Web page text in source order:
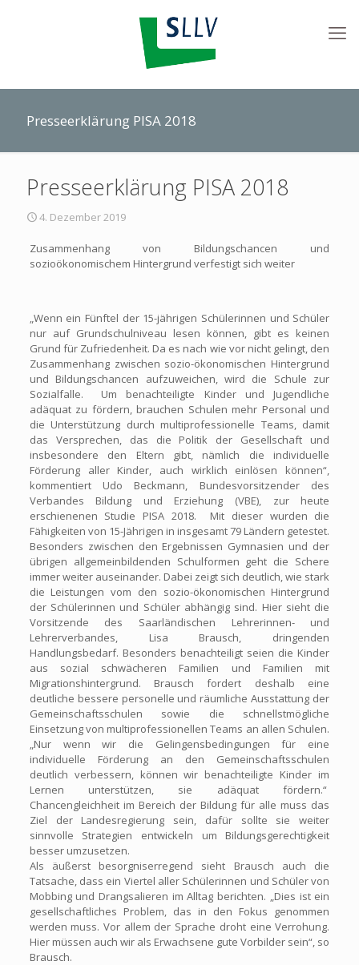
Presseerklärung PISA 2018
Presseerklärung PISA 2018
4. Dezember 2019
Zusammenhang von Bildungschancen und
sozioökonomischem Hintergrund verfestigt sich weiter
„Wenn ein Fünftel der 15-jährigen Schülerinnen und Schüler
nur auf Grundschulniveau lesen können, gibt es keinen
Grund für Zufriedenheit. Da es nach wie vor nicht gelingt, den
Zusammenhang zwischen sozio-ökonomischen Hintergrund
und Bildungschancen aufzuweichen, wird die Schule zur
Sozialfalle. Um benachteiligte Kinder und Jugendliche
adäquat zu fördern, brauchen Schulen mehr Personal und
die Unterstützung durch multiprofessionelle Teams, damit
das Versprechen, das die Politik der Gesellschaft und
insbesondere den Eltern gibt, nämlich die individuelle
Förderung aller Kinder, auch wirklich einlösen können“,
kommentiert Udo Beckmann, Bundesvorsitzender des
Verbandes Bildung und Erziehung (VBE), zur heute
erschienenen Studie PISA 2018. Mit dieser wurden die
Fähigkeiten von 15-Jährigen in insgesamt 79 Ländern getestet.
Besonders zwischen den Ergebnissen Gymnasien und der
übrigen allgemeinbildenden Schulformen geht die Schere
immer weiter auseinander. Dabei zeigt sich deutlich, wie stark
die Leistungen vom den sozio-ökonomischen Hintergrund
der Schülerinnen und Schüler abhängig sind. Hier sieht die
Vorsitzende des Saarländischen Lehrerinnen- und
Lehrerverbandes, Lisa Brausch, dringenden
Handlungsbedarf. Besonders benachteiligt seien die Kinder
aus sozial schwächeren Familien und Familien mit
Migrationshintergrund. Brausch fordert deshalb eine
deutliche bessere personelle und räumliche Ausstattung der
Gemeinschaftsschulen sowie die schnellstmögliche
Einsetzung von multiprofessionellen Teams an allen Schulen.
„Nur wenn wir die Gelingensbedingungen für eine
individuelle Förderung an den Gemeinschaftsschulen
deutlich verbessern, können wir benachteiligte Kinder im
Lernen unterstützen, sie adäquat fördern.“
Chancengleichheit im Bereich der Bildung für alle muss das
Ziel der Landesregierung sein, dafür sollte sie weiter
sinnvolle Strategien entwickeln um Bildungsgerechtigkeit
besser umzusetzen.
Als äußerst besorgniserregend sieht Brausch auch die
Tatsache, dass ein Viertel aller Schülerinnen und Schüler von
Mobbing und Drangsalieren im Alltag berichten. „Dies ist ein
gesellschaftliches Problem, das in den Fokus genommen
werden muss. Vor allem der Sprache droht eine Verrohung.
Hier müssen auch wir als Erwachsene gute Vorbilder sein“, so
Brausch.